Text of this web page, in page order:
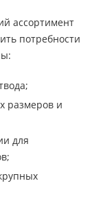
ассортимент
потребности
размеров и
для